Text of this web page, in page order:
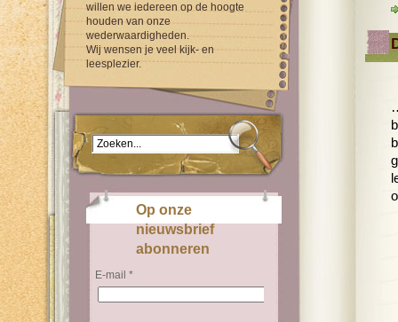
willen we iedereen op de hoogte
houden van onze
wederwaardigheden.
Wij wensen je veel kijk- en
leesplezier.
Op onze
nieuwsbrief
abonneren
E-mail *